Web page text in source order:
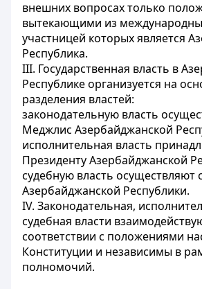
внешних вопросах только
вытекающими из
участницей которых является
Республика.
III. Государственная власть в
Республике организуется на
разделения властей:
законодательную власть
Меджлис Азербайджанской
исполнительная власть
Президенту Азербайджанской
судебную власть осуществляют
Азербайджанской Республики.
IV. Законодательная,
судебная власти
соответствии с положениями
Конституции и независимы в
полномочий.